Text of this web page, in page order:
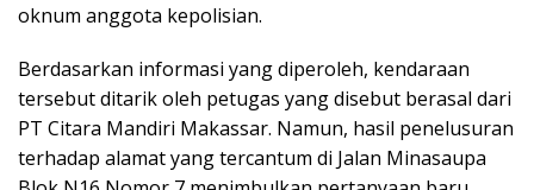
oknum anggota kepolisian.
Berdasarkan informasi yang diperoleh, kendaraan
tersebut ditarik oleh petugas yang disebut berasal dari
PT Citara Mandiri Makassar. Namun, hasil penelusuran
terhadap alamat yang tercantum di Jalan Minasaupa